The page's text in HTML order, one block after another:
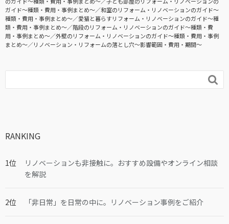
ガイド〜種類・費用・事例まとめ〜
和室のリフォーム・リノベーションのガイド〜
種類・費用・事例まとめ〜
愛猫と暮らすリフォーム・リノベーションのガイド〜種
類・費用・事例まとめ〜
階段のリフォーム・リノベーションのガイド〜種類・費
用・事例まとめ〜
外壁のリフォーム・リノベーションのガイド〜種類・費用・事例
まとめ〜
リノベーション・リフォームの落とし穴～影響範囲・費用・期間～

RANKING
リノベーションも非接触に。おすすめ設備やオンライン相談
を解説
「非日常」を日常の中に。リノベーション事例をご紹介